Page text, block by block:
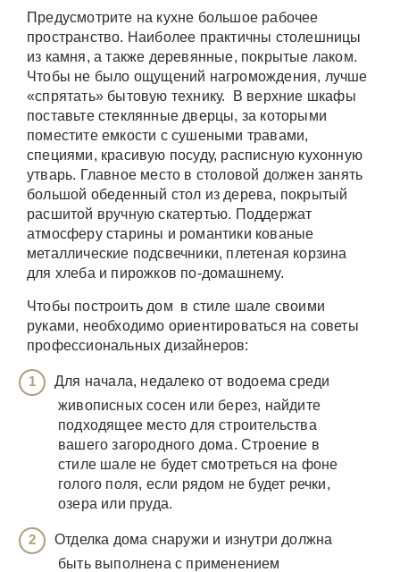
Предусмотрите на кухне большое рабочее
пространство. Наиболее практичны столешницы
из камня, а также деревянные, покрытые лаком.
Чтобы не было ощущений нагромождения, лучше
«спрятать» бытовую технику. В верхние шкафы
поставьте стеклянные дверцы, за которыми
поместите емкости с сушеными травами,
специями, красивую посуду, расписную кухонную
утварь. Главное место в столовой должен занять
большой обеденный стол из дерева, покрытый
расшитой вручную скатертью. Поддержат
атмосферу старины и романтики кованые
металлические подсвечники, плетеная корзина
для хлеба и пирожков по-домашнему.
Чтобы построить дом в стиле шале своими
руками, необходимо ориентироваться на советы
профессиональных дизайнеров:
Для начала, недалеко от водоема среди
живописных сосен или берез, найдите
подходящее место для строительства
вашего загородного дома. Строение в
стиле шале не будет смотреться на фоне
голого поля, если рядом не будет речки,
озера или пруда.
Отделка дома снаружи и изнутри должна
быть выполнена с применением